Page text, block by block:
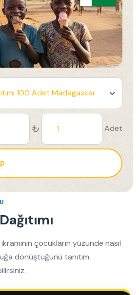
₺ Adet
çocukların yüzünde nasıl
dönüştüğünü tanıtım